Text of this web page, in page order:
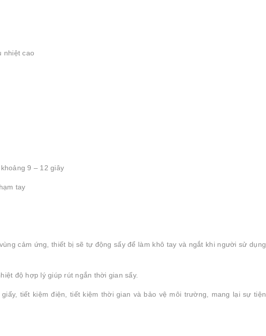
nhiệt cao
9 – 12 giây
tay
cảm ứng, thiết bị sẽ tự động sấy để làm khô tay và ngắt khi người sử dụng
độ hợp lý giúp rút ngắn thời gian sấy.
tiết kiệm điện, tiết kiệm thời gian và bảo vệ môi trường, mang lại sự tiện